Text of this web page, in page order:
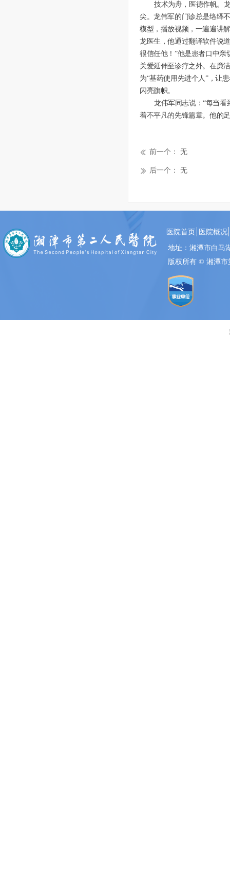
技术为舟，医德作帆。
尖。龙伟军的门诊总是络绎
模型，播放视频，一遍遍讲
龙医生，他通过翻译软件说
很信任他！”他是患者口中亲
关爱延伸至诊疗之外。在廉
为“基药使用先进个人”，让
闪亮旗帜。
龙伟军同志说：“每当看
着不平凡的先锋篇章。他的
ꅃ 前一个： 无
ꅀ 后一个： 无
地址：湘潭市白
版权所有 © 湘潭市
医院首页 医院概况